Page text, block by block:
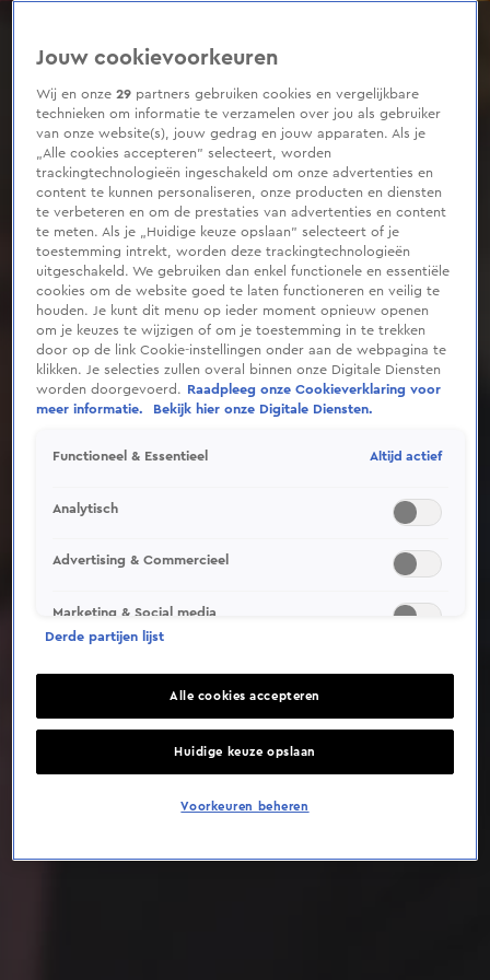
seconds
Deze video is niet beschikbaar op je huidige locatie
Jouw cookievoorkeuren
Wij en onze29 partners gebruiken cookies en vergelijkbare
technieken om informatie te verzamelen over jou als gebruiker
van onze website(s), jouw gedrag en jouw apparaten. Als je
„Alle cookies accepteren” selecteert, worden
trackingtechnologieën ingeschakeld om onze advertenties en
content te kunnen personaliseren, onze producten en diensten
te verbeteren en om de prestaties van advertenties en content
te meten. Als je „Huidige keuze opslaan” selecteert of je
toestemming intrekt, worden deze trackingtechnologieën
uitgeschakeld. We gebruiken dan enkel functionele en essentiële
cookies om de website goed te laten functioneren en veilig te
houden. Je kunt dit menu op ieder moment opnieuw openen
om je keuzes te wijzigen of om je toestemming in te trekken
door op de link Cookie-instellingen onder aan de webpagina te
klikken. Je selecties zullen overal binnen onze Digitale Diensten
worden doorgevoerd.
Raadpleeg onze Cookieverklaring voor
meer informatie.
Bekijk hier onze Digitale Diensten.
Functioneel & Essentieel Altijd actief
Analytisch
Advertising & Commercieel
Marketing & Social media
Derde partijen lijst
Alle cookies accepteren
Huidige keuze opslaan
Voorkeuren beheren